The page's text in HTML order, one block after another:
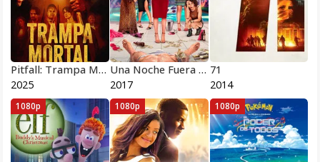
Pitfall: Trampa Mortal 2025
2025
Una Noche Fuera de Control
2017
71
2014
1080p 1080p 1080p